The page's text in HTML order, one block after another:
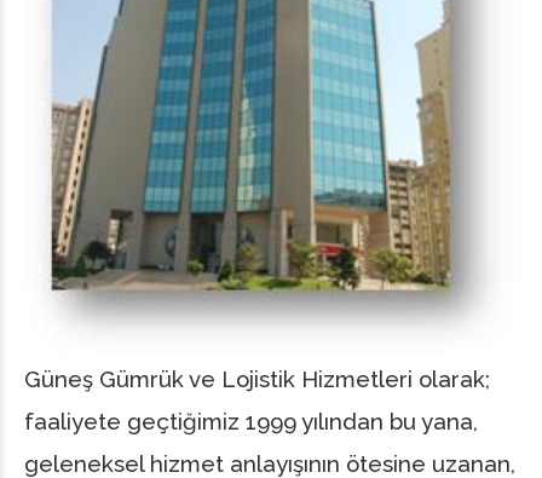
Güneş Gümrük ve Lojistik Hizmetleri olarak;
faaliyete geçtiğimiz 1999 yılından bu yana,
geleneksel hizmet anlayışının ötesine uzanan,